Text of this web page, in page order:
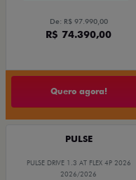
De: R$ 97.990,00
R$ 74.390,00
Quero agora!
PULSE
PULSE DRIVE 1.3 AT FLEX 4P 2026
2026/2026